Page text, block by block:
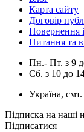
Карта сайту
Договір
Повернення
Питання та
Пн.- Пт. з 9
Сб. з 10 до
Україна,
Підписка на наші
Підписатися